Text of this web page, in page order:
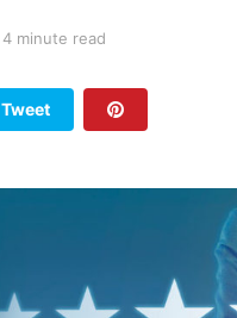
4 minute read
Tweet